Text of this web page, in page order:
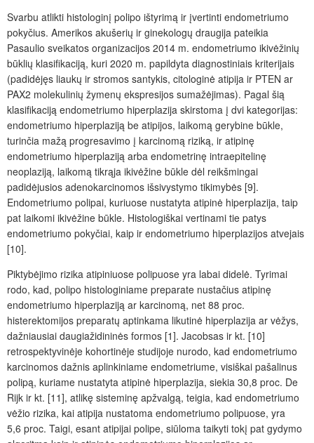
Svarbu atlikti histologinį polipo ištyrimą ir įvertinti endometriumo
pokyčius. Amerikos akušerių ir ginekologų draugija pateikia
Pasaulio sveikatos organizacijos 2014 m. endometriumo ikivėžinių
būklių klasifikaciją, kuri 2020 m. papildyta diagnostiniais kriterijais
(padidėjęs liaukų ir stromos santykis, citologinė atipija ir PTEN ar
PAX2 molekulinių žymenų ekspresijos sumažėjimas). Pagal šią
klasifikaciją endometriumo hiperplazija skirstoma į dvi kategorijas:
endometriumo hiperplaziją be atipijos, laikomą gerybine būkle,
turinčia mažą progresavimo į karcinomą riziką, ir atipinę
endometriumo hiperplaziją arba endometrinę intraepitelinę
neoplaziją, laikomą tikrąja ikivėžine būkle dėl reikšmingai
padidėjusios adenokarcinomos išsivystymo tikimybės [9].
Endometriumo polipai, kuriuose nustatyta atipinė hiperplazija, taip
pat laikomi ikivėžine būkle. Histologiškai vertinami tie patys
endometriumo pokyčiai, kaip ir endometriumo hiperplazijos atvejais
[10].
Piktybėjimo rizika atipiniuose polipuose yra labai didelė. Tyrimai
rodo, kad, polipo histologiniame preparate nustačius atipinę
endometriumo hiperplaziją ar karcinomą, net 88 proc.
histerektomijos preparatų aptinkama likutinė hiperplazija ar vėžys,
dažniausiai daugiažidininės formos [1]. Jacobsas ir kt. [10]
retrospektyvinėje kohortinėje studijoje nurodo, kad endometriumo
karcinomos dažnis aplinkiniame endometriume, visiškai pašalinus
polipą, kuriame nustatyta atipinė hiperplazija, siekia 30,8 proc. De
Rijk ir kt. [11], atlikę sisteminę apžvalgą, teigia, kad endometriumo
vėžio rizika, kai atipija nustatoma endometriumo polipuose, yra
5,6 proc. Taigi, esant atipijai polipe, siūloma taikyti tokį pat gydymo